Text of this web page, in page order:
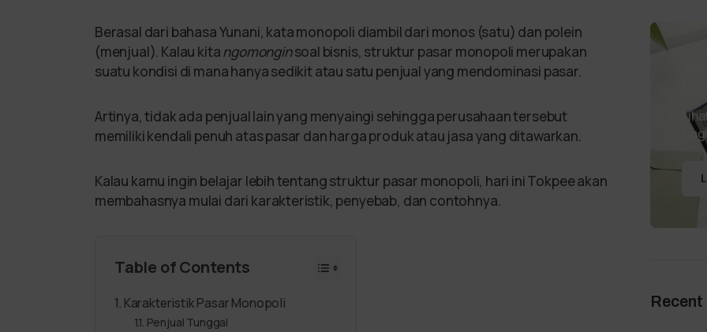
Berasal dari bahasa Yunani, kata monopoli diambil dari monos (satu) dan polein
(menjual). Kalau kitangomonginsoal bisnis, struktur pasar monopoli merupakan
suatu kondisi di mana hanya sedikit atau satu penjual yang mendominasi pasar.
Artinya, tidak ada penjual lain yang menyaingi sehingga perusahaan tersebut
memiliki kendali penuh atas pasar dan harga produk atau jasa yang ditawarkan.
Kalau kamu ingin belajar lebih tentang struktur pasar monopoli, hari ini Tokpee akan
membahasnya mulai dari karakteristik, penyebab, dan contohnya.
Table of Contents
Karakteristik Pasar Monopoli
Penjual Tunggal